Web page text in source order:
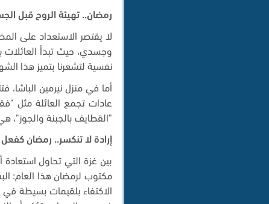
رمضان.. تهيئة الروح قبل
لا يقتصر الاستعداد على
وجسدي، حيث تبدأ العائلات
نفسية لتشعرنا بتميز هذا
أما في منزل نيرمين
عادات تجمع العائلة مثل
"القطايف بالجبنة والجوز"،
إرادة لا تنكسر.. رمضان
بين غزة التي تحاول
مكتوب لرمضان هذا العام:
الاكتفاء بلقيمات بسيطة